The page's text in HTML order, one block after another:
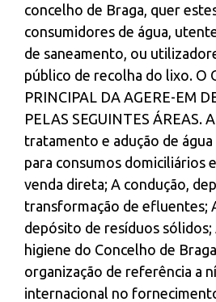
concelho de Braga, quer
consumidores de água,
de saneamento, ou
público de recolha do lixo. O
PRINCIPAL DA AGERE-EM
PELAS SEGUINTES ÁREAS.
tratamento e adução de
para consumos domiciliários
venda direta; A condução,
transformação de efluentes;
depósito de resíduos sólidos;
higiene do Concelho de
organização de referência a
internacional no